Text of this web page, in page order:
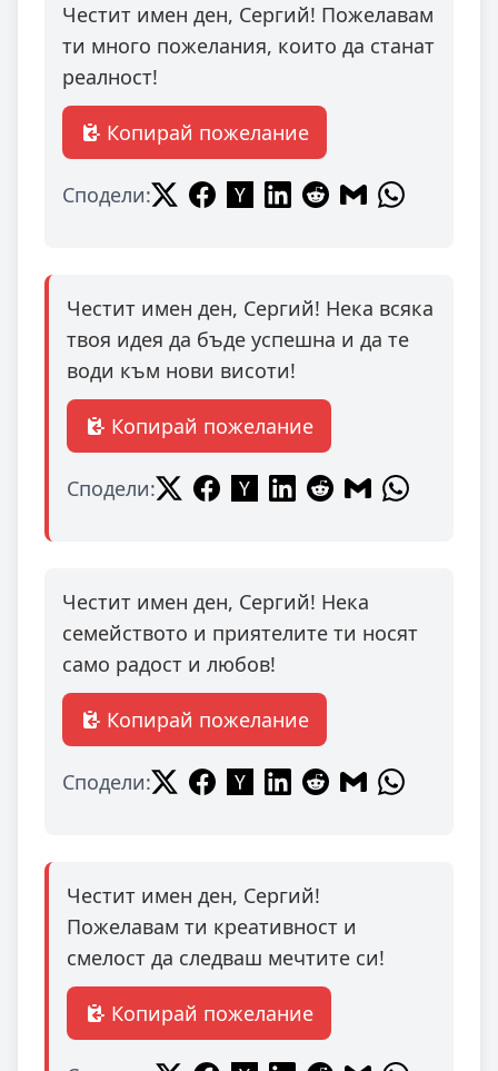
Честит имен ден, Сергий! Пожелавам
ти много пожелания, които да станат
реалност!
Копирай пожелание
Сподели:
Честит имен ден, Сергий! Нека всяка
твоя идея да бъде успешна и да те
води към нови висоти!
Копирай пожелание
Сподели:
Честит имен ден, Сергий! Нека
семейството и приятелите ти носят
само радост и любов!
Копирай пожелание
Сподели:
Честит имен ден, Сергий!
Пожелавам ти креативност и
смелост да следваш мечтите си!
Копирай пожелание